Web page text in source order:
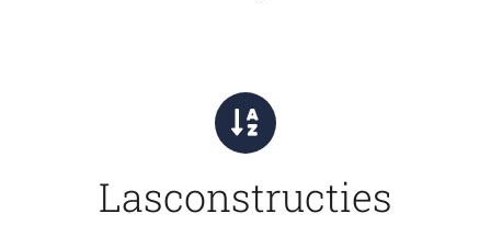
Lasconstructies